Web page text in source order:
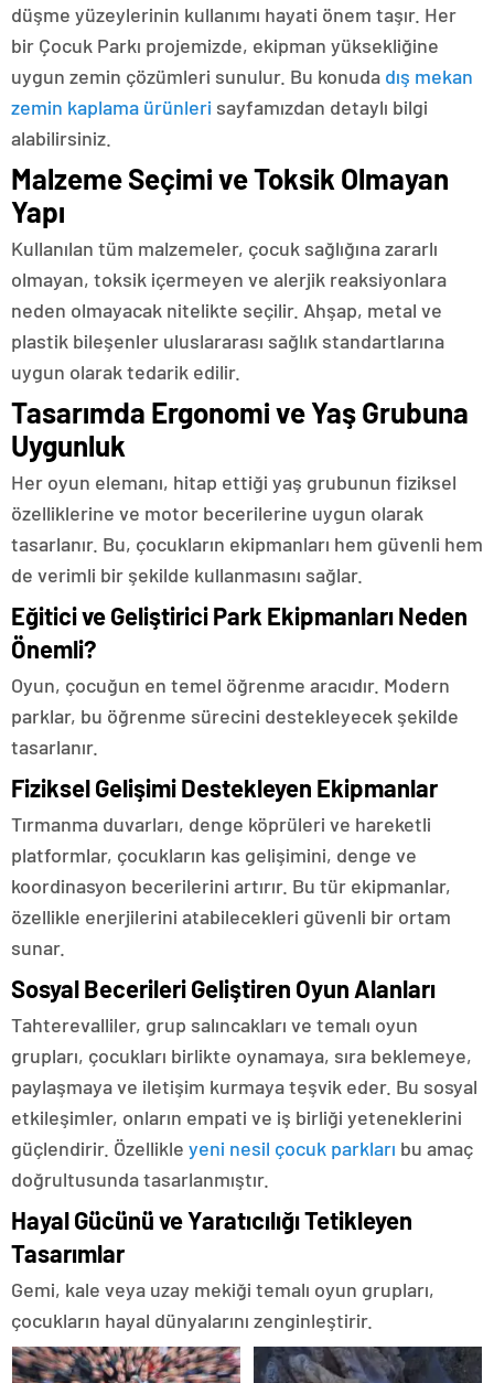
düşme yüzeylerinin kullanımı hayati önem taşır. Her
bir Çocuk Parkı projemizde, ekipman yüksekliğine
uygun zemin çözümleri sunulur. Bu konuda dış mekan
zemin kaplama ürünleri sayfamızdan detaylı bilgi
alabilirsiniz.
Malzeme Seçimi ve Toksik Olmayan
Yapı
Kullanılan tüm malzemeler, çocuk sağlığına zararlı
olmayan, toksik içermeyen ve alerjik reaksiyonlara
neden olmayacak nitelikte seçilir. Ahşap, metal ve
plastik bileşenler uluslararası sağlık standartlarına
uygun olarak tedarik edilir.
Tasarımda Ergonomi ve Yaş Grubuna
Uygunluk
Her oyun elemanı, hitap ettiği yaş grubunun fiziksel
özelliklerine ve motor becerilerine uygun olarak
tasarlanır. Bu, çocukların ekipmanları hem güvenli hem
de verimli bir şekilde kullanmasını sağlar.
Eğitici ve Geliştirici Park Ekipmanları Neden
Önemli?
Oyun, çocuğun en temel öğrenme aracıdır. Modern
parklar, bu öğrenme sürecini destekleyecek şekilde
tasarlanır.
Fiziksel Gelişimi Destekleyen Ekipmanlar
Tırmanma duvarları, denge köprüleri ve hareketli
platformlar, çocukların kas gelişimini, denge ve
koordinasyon becerilerini artırır. Bu tür ekipmanlar,
özellikle enerjilerini atabilecekleri güvenli bir ortam
sunar.
Sosyal Becerileri Geliştiren Oyun Alanları
Tahterevalliler, grup salıncakları ve temalı oyun
grupları, çocukları birlikte oynamaya, sıra beklemeye,
paylaşmaya ve iletişim kurmaya teşvik eder. Bu sosyal
etkileşimler, onların empati ve iş birliği yeteneklerini
güçlendirir. Özellikle yeni nesil çocuk parkları bu amaç
doğrultusunda tasarlanmıştır.
Hayal Gücünü ve Yaratıcılığı Tetikleyen
Tasarımlar
Gemi, kale veya uzay mekiği temalı oyun grupları,
çocukların hayal dünyalarını zenginleştirir.